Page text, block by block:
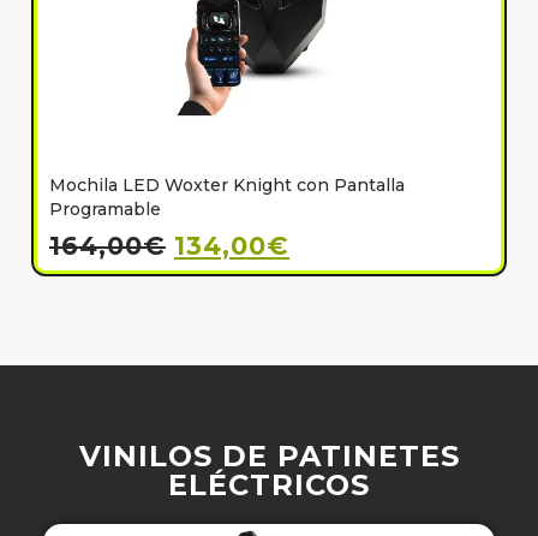
Mochila LED Woxter Knight con Pantalla
Programable
164,00€ 134,00€
VINILOS DE PATINETES
ELÉCTRICOS